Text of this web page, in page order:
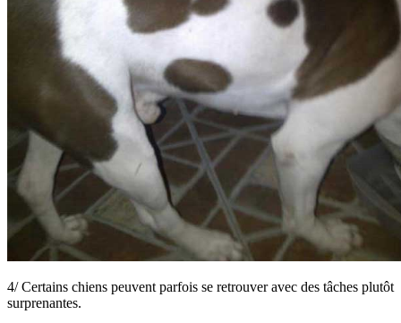
4/ Certains chiens peuvent parfois se retrouver avec des tâches plutôt
surprenantes.